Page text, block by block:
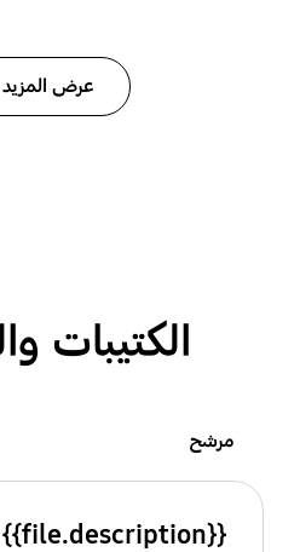
عرض المزيد
الكتيبات
مرشح
{{file.description}}